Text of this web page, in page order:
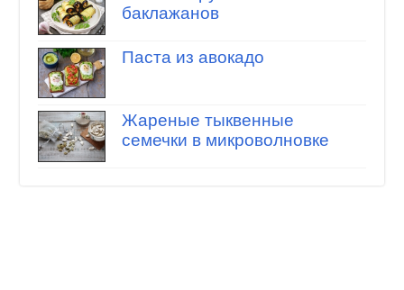
баклажанов
Паста из авокадо
Жареные тыквенные
семечки в микроволновке